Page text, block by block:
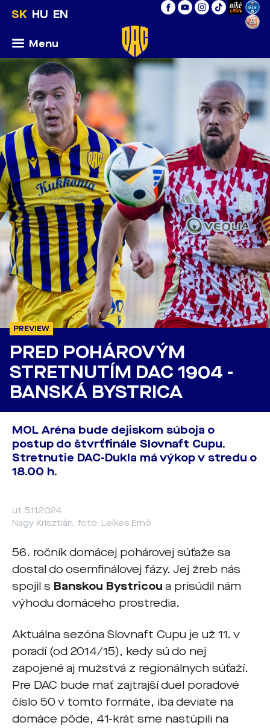
SK HU EN
Menu
PREVIEW
PRED POHÁROVÝM
STRETNUTÍM DAC 1904 -
BANSKÁ BYSTRICA
MOL Aréna bude dejiskom súboja o
postup do štvrťfinále Slovnaft Cupu.
Stretnutie DAC-Dukla má výkop v stredu o
18.00 h.
ut 5.11.2024
Nagy Krisztián, foto: Lelkes Ernő
56. ročník domácej pohárovej súťaže sa
dostal do osemfinálovej fázy. Jej žreb nás
spojil s Banskou Bystricou a prisúdil nám
výhodu domáceho prostredia.
Aktuálna sezóna Slovnaft Cupu je už 11. v
poradí (od 2014/15), kedy sú do nej
zapojené aj mužstvá z regionálnych súťaží.
Pre DAC bude mať zajtrajší duel poradové
číslo 50 v tomto formáte, iba deviate na
domáce pôde, 41-krát sme nastúpili na